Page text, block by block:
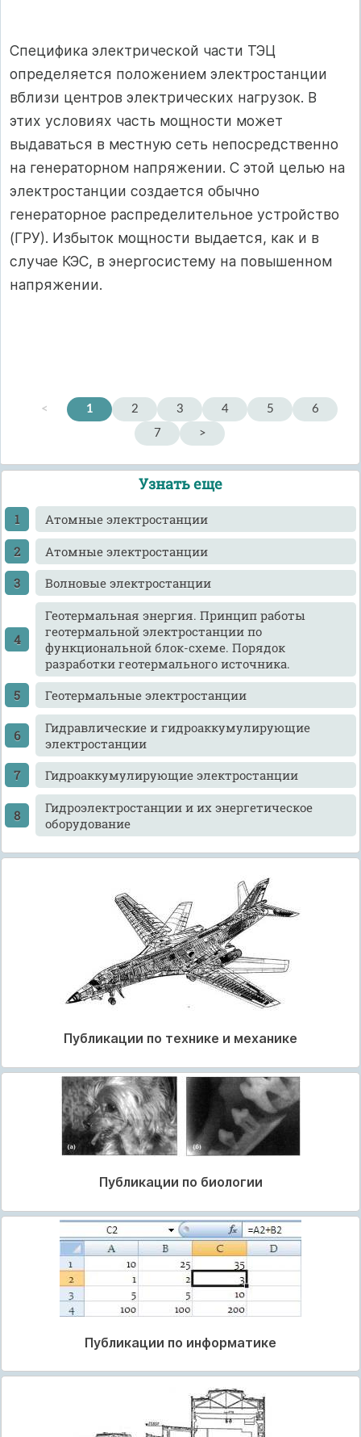
Специфика электрической части ТЭЦ
определяется положением электростанции
вблизи центров электрических нагрузок. В
этих условиях часть мощности может
выдаваться в местную сеть непосредственно
на генераторном напряжении. С этой целью на
электростанции создается обычно
генераторное распределительное устройство
(ГРУ). Избыток мощности выдается, как и в
случае КЭС, в энергосистему на повышенном
напряжении.
< 1 2 3 4 5
6
7
>
Узнать еще
Атомные электростанции
Атомные электростанции
Волновые электростанции
Геотермальная энергия. Принцип работы
геотермальной электростанции по
функциональной блок-схеме. Порядок
разработки геотермального источника.
Геотермальные электростанции
Гидравлические и гидроаккумулирующие
электростанции
Гидроаккумулирующие электростанции
Гидроэлектростанции и их энергетическое
оборудование
Публикации по технике и механике
Публикации по биологии
Публикации по информатике